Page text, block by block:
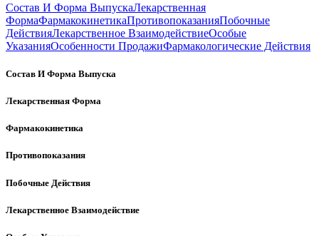
Состав И Форма ВыпускаЛекарственная
ФормаФармакокинетикаПротивопоказанияПобочные
ДействияЛекарственное ВзаимодействиеОсобые
УказанияОсобенности ПродажиФармакологические Действия
Состав И Форма Выпуска
Лекарственная Форма
Фармакокинетика
Противопоказания
Побочные Действия
Лекарственное Взаимодействие